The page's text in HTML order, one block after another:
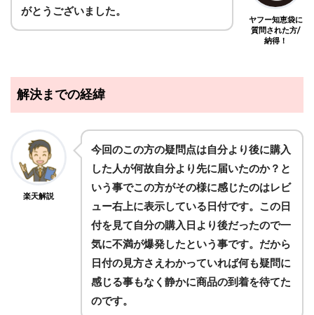
がとうございました。
ヤフー知恵袋に
質問された方/
納得！
解決までの経緯
楽天解説
今回のこの方の疑問点は自分より後に購入
した人が何故自分より先に届いたのか？と
いう事でこの方がその様に感じたのはレビ
ュー右上に表示している日付です。この日
付を見て自分の購入日より後だったので一
気に不満が爆発したという事です。だから
日付の見方さえわかっていれば何も疑問に
感じる事もなく静かに商品の到着を待てた
のです。